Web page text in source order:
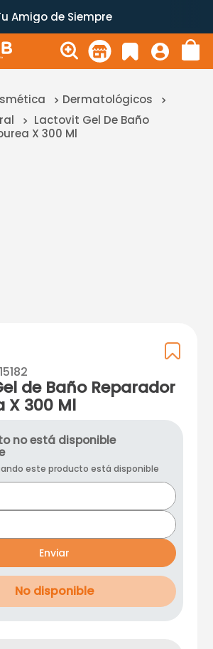
Amigo de Siempre
Dermatológicos
Lactovit Gel De Baño
X 300 Ml
de Baño Reparador
X 300 Ml
no está disponible
este producto está disponible
Enviar
No disponible